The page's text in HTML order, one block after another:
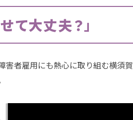
て大丈夫？ 」
害者雇用にも熱心に取り組む横須賀